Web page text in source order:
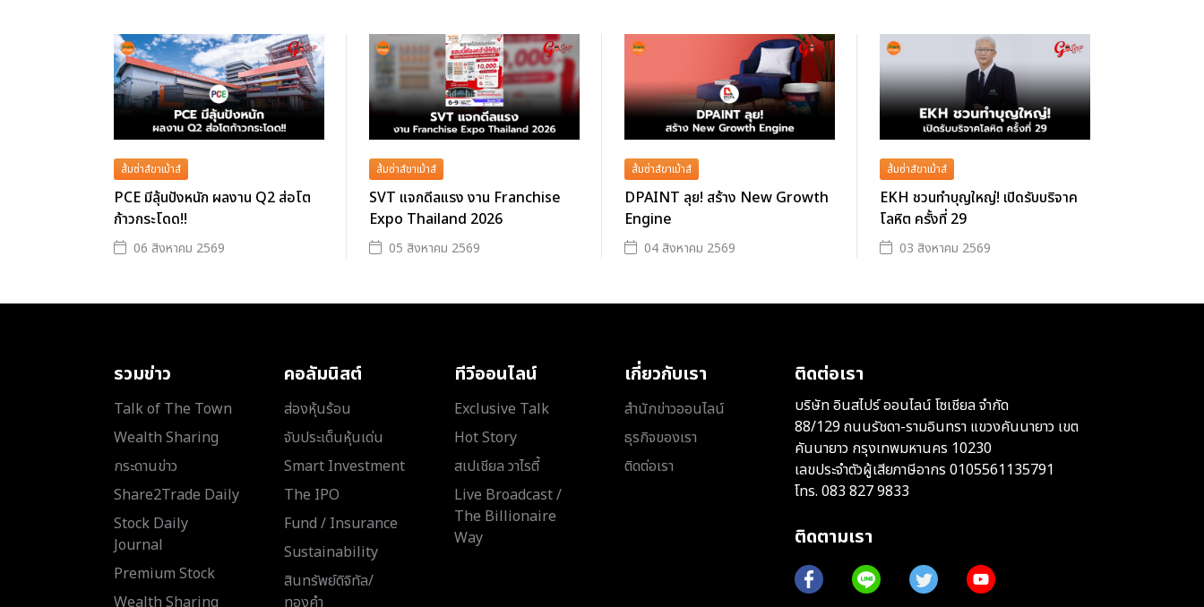
ส้มซ่าส์ขาเม้าส์
PCE มีลุ้นปังหนัก ผลงาน Q2 ส่อโต
ก้าวกระโดด!!
06 สิงหาคม 2569
ส้มซ่าส์ขาเม้าส์
SVT แจกดีลแรง งาน Franchise
Expo Thailand 2026
05 สิงหาคม 2569
ส้มซ่าส์ขาเม้าส์
DPAINT ลุย! สร้าง New Growth
Engine
04 สิงหาคม 2569
ส้มซ่าส์ขาเม้าส์
EKH ชวนทำบุญใหญ่! เปิดรับบริจาค
โลหิต ครั้งที่ 29
03 สิงหาคม 2569
รวมข่าว
Talk of The Town
Wealth Sharing
กระดานข่าว
Share2Trade Daily
Stock Daily
Journal
Premium Stock
Wealth Sharing
คอลัมนิสต์
ส่องหุ้นร้อน
จับประเด็นหุ้นเด่น
Smart Investment
The IPO
Fund / Insurance
Sustainability
สินทรัพย์ดิจิทัล/
ทองคำ
ทีวีออนไลน์
Exclusive Talk
Hot Story
สเปเชียล วาไรตี้
Live Broadcast /
The Billionaire
Way
เกี่ยวกับเรา
สำนักข่าวออนไลน์
ธุรกิจของเรา
ติดต่อเรา
ติดต่อเรา
บริษัท อินสไปร์ ออนไลน์ โซเชียล จำกัด
88/129 ถนนรัชดา-รามอินทรา แขวงคันนายาว เขต
คันนายาว กรุงเทพมหานคร 10230
เลขประจำตัวผู้เสียภาษีอากร 0105561135791
โทร. 083 827 9833
ติดตามเรา